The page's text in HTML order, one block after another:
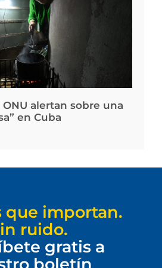
alertan sobre una
en Cuba
que importan.
ruido.
gratis a